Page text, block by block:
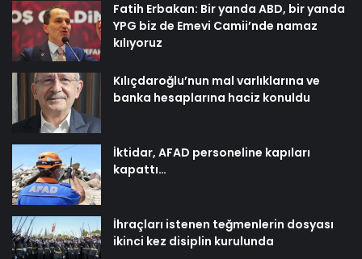
Fatih Erbakan: Bir yanda ABD, bir yanda
YPG biz de Emevi Camii’nde namaz
kılıyoruz
Kılıçdaroğlu’nun mal varlıklarına ve
banka hesaplarına haciz konuldu
İktidar, AFAD personeline kapıları
kapattı…
İhraçları istenen teğmenlerin dosyası
ikinci kez disiplin kurulunda